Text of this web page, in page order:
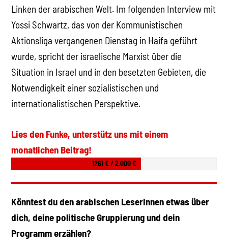
Linken der arabischen Welt. Im folgenden Interview mit
Yossi Schwartz, das von der Kommunistischen
Aktionsliga vergangenen Dienstag in Haifa geführt
wurde, spricht der israelische Marxist über die
Situation in Israel und in den besetzten Gebieten, die
Notwendigkeit einer sozialistischen und
internationalistischen Perspektive.
Lies den Funke, unterstütz uns mit einem
monatlichen Beitrag!
1261 € / 2.000 €
Könntest du den arabischen LeserInnen etwas über
dich, deine politische Gruppierung und dein
Programm erzählen?